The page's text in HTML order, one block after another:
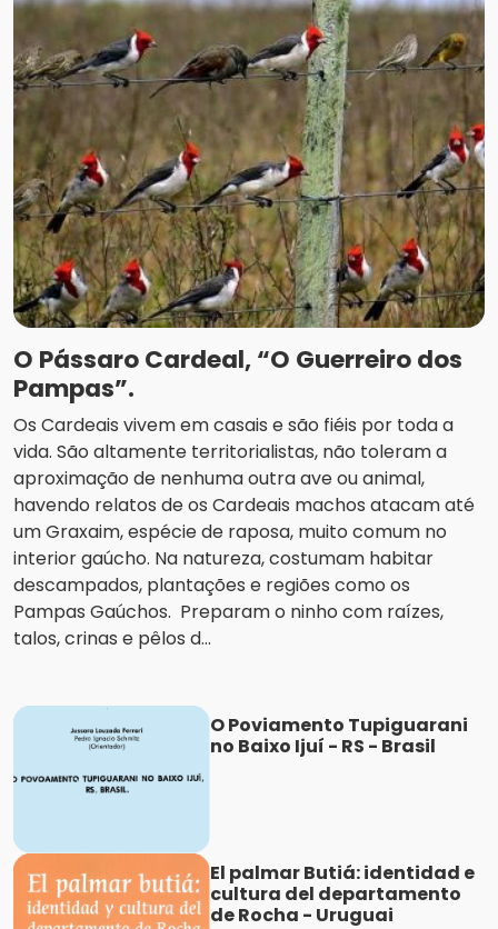
O Pássaro Cardeal, “O Guerreiro dos
Pampas”.
Os Cardeais vivem em casais e são fiéis por toda a
vida. São altamente territorialistas, não toleram a
aproximação de nenhuma outra ave ou animal,
havendo relatos de os Cardeais machos atacam até
um Graxaim, espécie de raposa, muito comum no
interior gaúcho. Na natureza, costumam habitar
descampados, plantações e regiões como os
Pampas Gaúchos. Preparam o ninho com raízes,
talos, crinas e pêlos d...
O Poviamento Tupiguarani
no Baixo Ijuí - RS - Brasil
El palmar Butiá: identidad e
cultura del departamento
de Rocha - Uruguai